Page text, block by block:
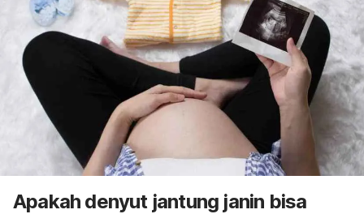
Apakah denyut jantung janin bisa